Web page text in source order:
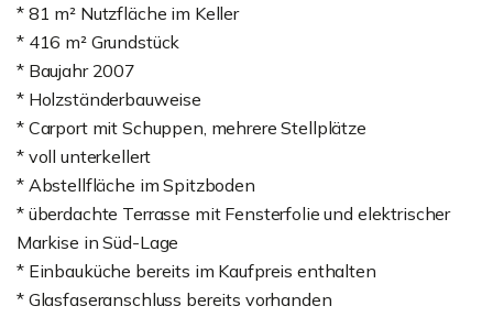
* 81 m² Nutzfläche im Keller
* 416 m² Grundstück
* Baujahr 2007
* Holzständerbauweise
* Carport mit Schuppen, mehrere Stellplätze
* voll unterkellert
* Abstellfläche im Spitzboden
* überdachte Terrasse mit Fensterfolie und elektrischer
Markise in Süd-Lage
* Einbauküche bereits im Kaufpreis enthalten
* Glasfaseranschluss bereits vorhanden